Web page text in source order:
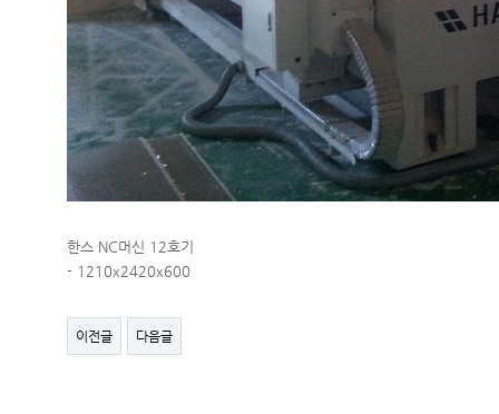
한스 NC머신 12호기
- 1210x2420x600
이전글 다음글